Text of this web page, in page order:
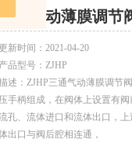
通气动薄膜调节
新时间： 2021-04-20
产品型号： ZJHP
述：ZJHP三通气动薄膜调节
压手柄组成，在阀体上设置有
孔、流体进口和流体出口，
出口与阀后腔相连通，